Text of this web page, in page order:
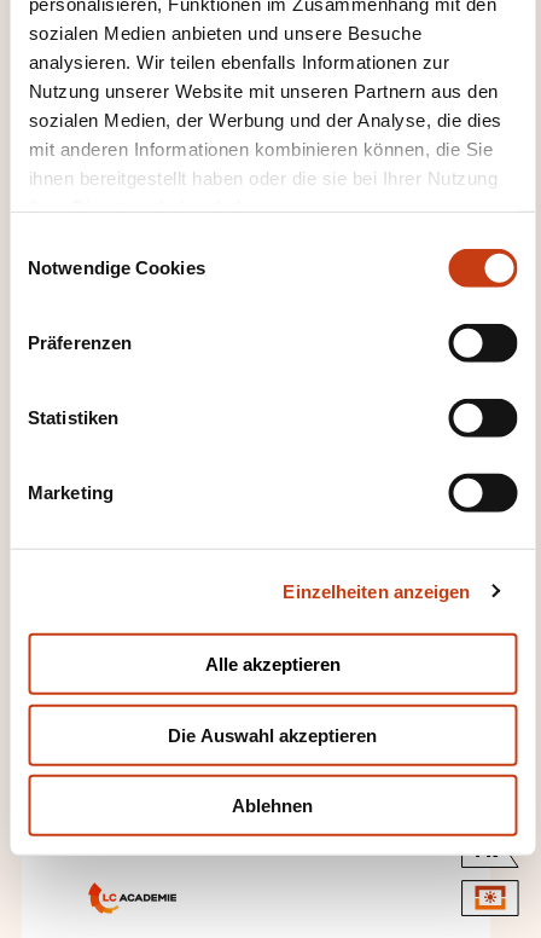
sozialen Medien anbieten und unsere Besuche
analysieren. Wir teilen ebenfalls Informationen zur
Nutzung unserer Website mit unseren Partnern aus den
sozialen Medien, der Werbung und der Analyse, die dies
mit anderen Informationen kombinieren können, die Sie
ihnen bereitgestellt haben oder die sie bei Ihrer Nutzung
Notwendige Cookies
Präferenzen
Statistiken
Marketing
Einzelheiten anzeigen
Alle akzeptieren
Die Auswahl akzeptieren
Ablehnen
Mehr zum Weiterbildungsanbieter:
LC ACADEMIE
DIESE WEITERBILDUNGEN
KÖNNTEN SIE INTERESSIEREN
FR
AUF ANFRAGE
Klimatechnik - Klimaanlage
FR